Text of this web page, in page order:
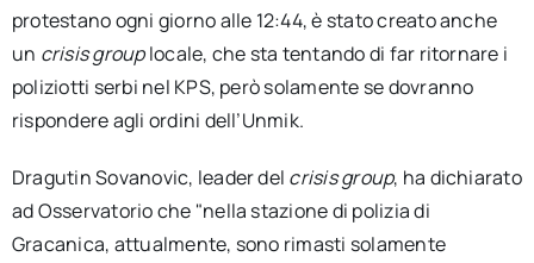
protestano ogni giorno alle 12:44, è stato creato anche
un crisis grouplocale, che sta tentando di far ritornare i
poliziotti serbi nel KPS, però solamente se dovranno
rispondere agli ordini dell’Unmik.
Dragutin Sovanovic, leader del crisis group, ha dichiarato
ad Osservatorio che "nella stazione di polizia di
Gracanica, attualmente, sono rimasti solamente